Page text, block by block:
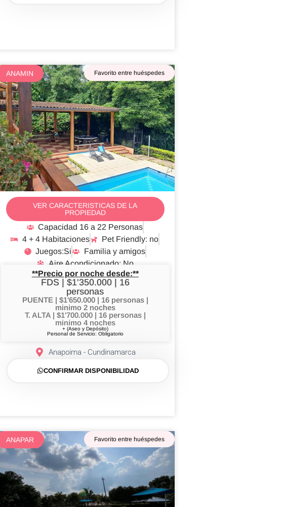
ANAMIN Favorito entre huéspedes
Anapoima ANAMIN
VER CARACTERISTICAS DE LA
PROPIEDAD
Capacidad 16 a 22 Personas
4 + 4 Habitaciones
Pet Friendly: no
Juegos:Si
Familia y amigos
Aire Acondicionado: No
**Precio por noche desde:**
FDS | $1'350.000 | 16
personas
PUENTE | $1'650.000 | 16 personas |
minimo 2 noches
T. ALTA | $1'700.000 | 16 personas |
minimo 4 noches
+ (Aseo y Depósito)
Personal de Servicio: Obligatorio
Anapoima - Cundinamarca
CONFIRMAR DISPONIBILIDAD
ANAPAR Favorito entre huéspedes